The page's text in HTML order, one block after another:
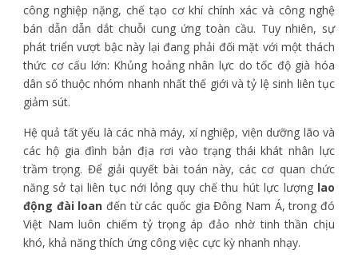
công nghiệp nặng, chế tạo cơ khí chính xác và công nghệ
bán dẫn dẫn dắt chuỗi cung ứng toàn cầu. Tuy nhiên, sự
phát triển vượt bậc này lại đang phải đối mặt với một thách
thức cơ cấu lớn: Khủng hoảng nhân lực do tốc độ già hóa
dân số thuộc nhóm nhanh nhất thế giới và tỷ lệ sinh liên tục
giảm sút.
Hệ quả tất yếu là các nhà máy, xí nghiệp, viện dưỡng lão và
các hộ gia đình bản địa rơi vào trạng thái khát nhân lực
trầm trọng. Để giải quyết bài toán này, các cơ quan chức
năng sở tại liên tục nới lỏng quy chế thu hút lực lượng lao
động đài loan đến từ các quốc gia Đông Nam Á, trong đó
Việt Nam luôn chiếm tỷ trọng áp đảo nhờ tinh thần chịu
khó, khả năng thích ứng công việc cực kỳ nhanh nhạy.